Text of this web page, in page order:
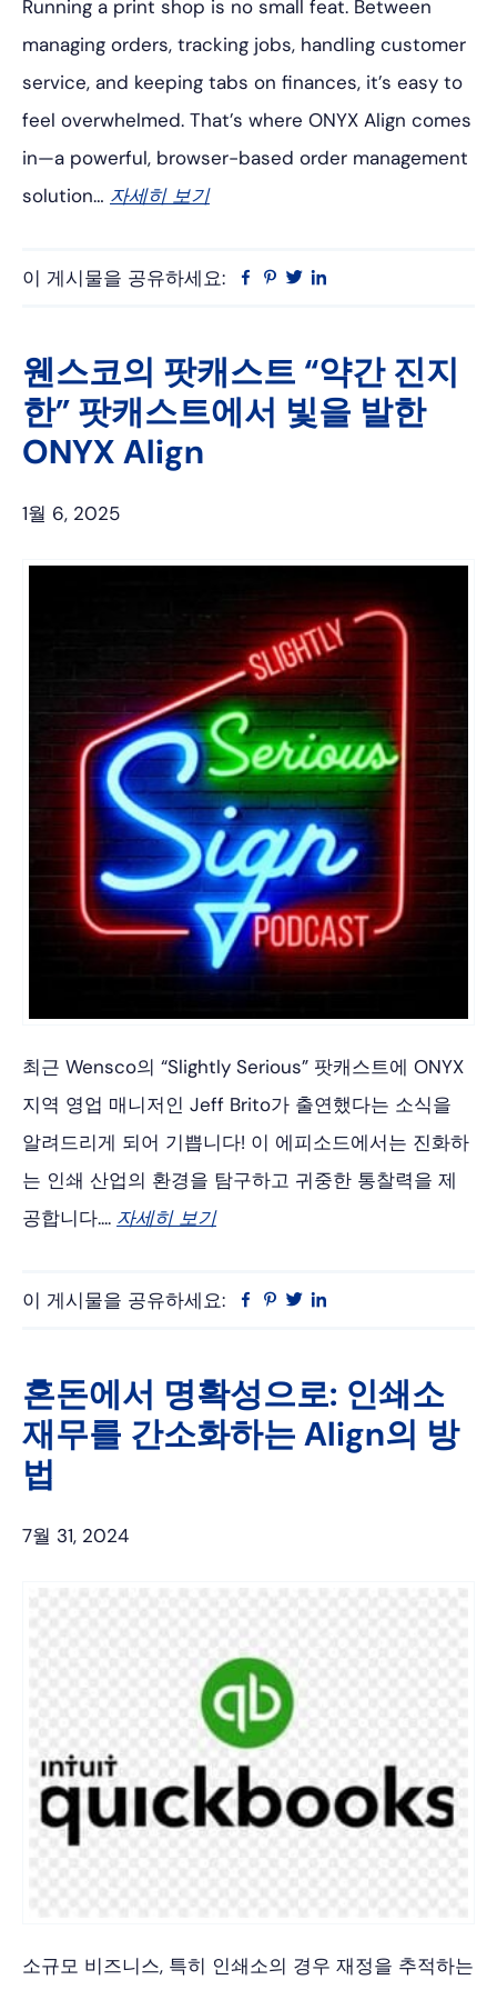
Running a print shop is no small feat. Between
managing orders, tracking jobs, handling customer
service, and keeping tabs on finances, it’s easy to
feel overwhelmed. That’s where ONYX Align comes
in—a powerful, browser-based order management
solution… 자세히 보기
이 게시물을 공유하세요: Facebook
Pinterest
트
인
웬스코의 팟캐스트 “약간 진지
한” 팟캐스트에서 빛을 발한
ONYX Align
1월 6, 2025
최근 Wensco의 “Slightly Serious” 팟캐스트에 ONYX
지역 영업 매니저인 Jeff Brito가 출연했다는 소식을
알려드리게 되어 기쁩니다! 이 에피소드에서는 진화하
는 인쇄 산업의 환경을 탐구하고 귀중한 통찰력을 제
공합니다.... 자세히 보기
이 게시물을 공유하세요: Facebook
Pinterest
트
혼돈에서 명확성으로: 인쇄소
재무를 간소화하는 Align의 방
법
7월 31, 2024
소규모 비즈니스, 특히 인쇄소의 경우 재정을 추적하는